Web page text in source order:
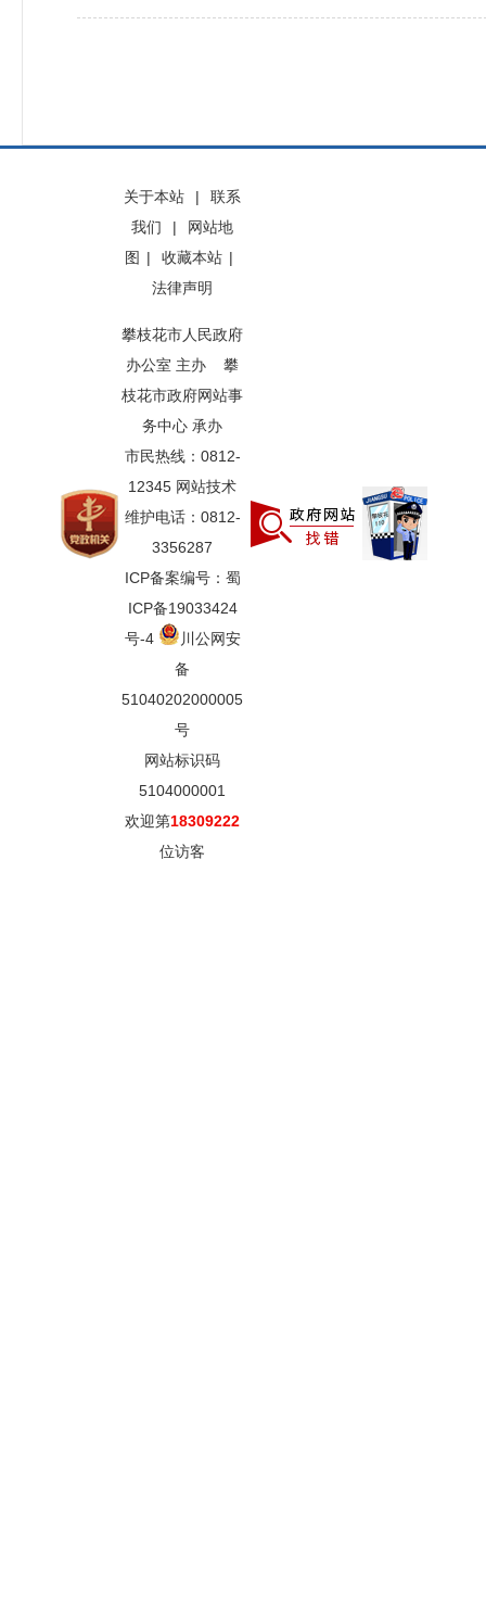
关于本站 |
联系
我们
|
网站地
图 | 收藏本站 |
法律声明
攀枝花市人民政府
办公室 主办 攀
枝花市政府网站事
务中心 承办
市民热线：0812-
12345 网站技术
维护电话：0812-
3356287
ICP备案编号：蜀
ICP备19033424
号-4
川公网安
备
51040202000005
号
网站标识码
5104000001
欢迎第18309222
位访客